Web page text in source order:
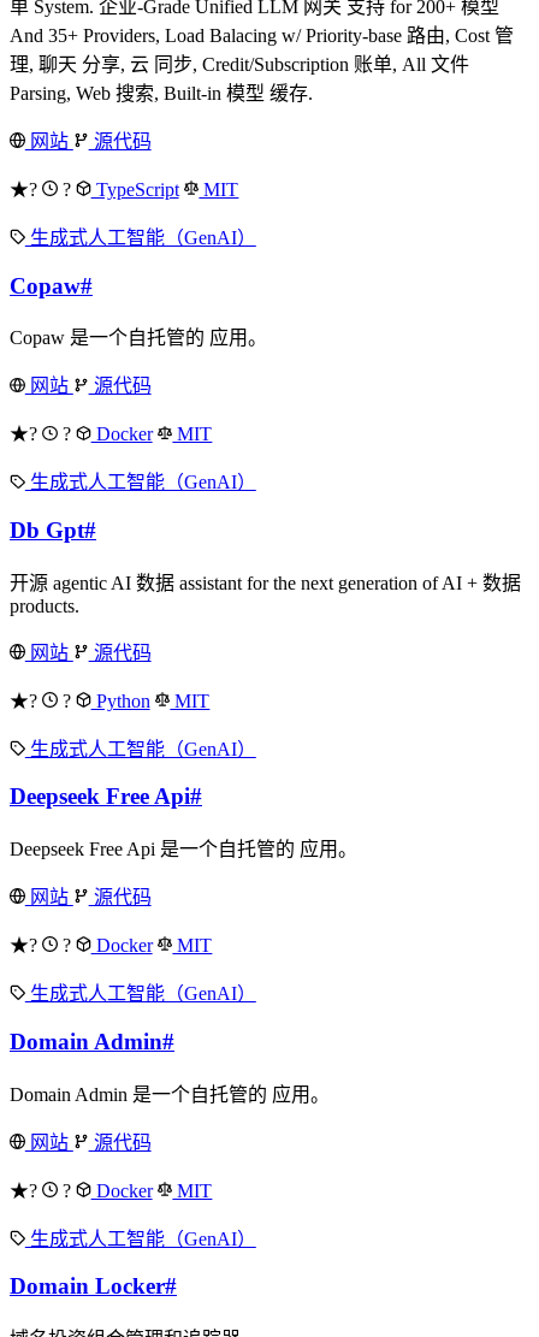
单 System. 企业-Grade Unified LLM 网关 支持 for 200+ 模型
And 35+ Providers, Load Balacing w/ Priority-base 路由, Cost 管
理, 聊天 分享, 云 同步, Credit/Subscription 账单, All 文件
Parsing, Web 搜索, Built-in 模型 缓存.
网站 源代码
★? ? TypeScript MIT
生成式人工智能（GenAI）
Copaw#
Copaw 是一个自托管的 应用。
网站 源代码
★? ? Docker MIT
生成式人工智能（GenAI）
Db Gpt#
开源 agentic AI 数据 assistant for the next generation of AI + 数据
products.
网站 源代码
★? ? Python MIT
生成式人工智能（GenAI）
Deepseek Free Api#
Deepseek Free Api 是一个自托管的 应用。
网站 源代码
★? ? Docker MIT
生成式人工智能（GenAI）
Domain Admin#
Domain Admin 是一个自托管的 应用。
网站 源代码
★? ? Docker MIT
生成式人工智能（GenAI）
Domain Locker#